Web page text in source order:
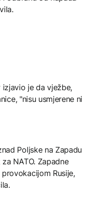
je da vježbe,
"nisu usmjerene ni
Poljske na Zapadu
NATO. Zapadne
Rusije,